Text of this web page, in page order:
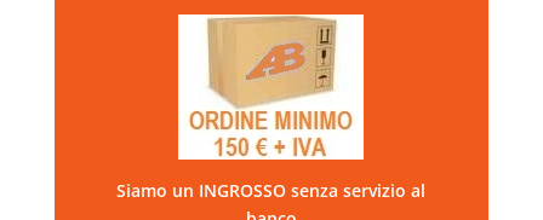
Siamo un INGROSSO senza servizio al